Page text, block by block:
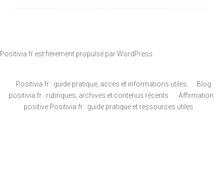
Positivia.fr est fièrement propulsé parWordPress
Positivia.fr : guide pratique, accès et informations utiles
Blog
positivia.fr : rubriques, archives et contenus récents
Affirmation
positive Positivia.fr : guide pratique et ressources utiles